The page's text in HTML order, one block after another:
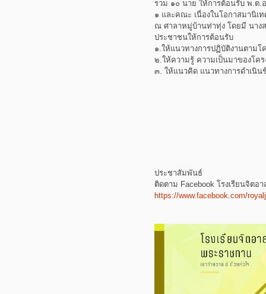
รวม ๑๐ นาย ให้การต้อนรับ พ.
๑ และคณะ เนื่องในโอกาสมานิเ
ณ ศาลาหมู่บ้านท่าทุ่ง โดยมี นาง
ประชาชนให้การต้อนรับ
๑.ให้แนวทางการปฏิบัติงานตามโ
๒.ให้ความรู้ ความเป็นมาของโคร
๓. ให้แนวคิด แนวทางการดำเนิน
ประชาสัมพันธ์
ติดตาม Facebook โรงเรียนจิตอ
https://www.facebook.com/